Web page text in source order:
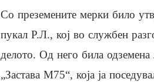
Со преземените мерки било
пукал Р.Л., кој во службен
делото. Од него била одземена
„Застава М75“, која ја